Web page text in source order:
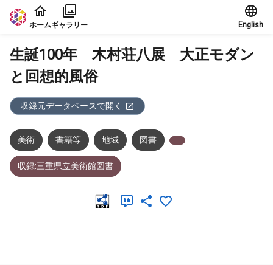
本文に飛ぶ
ホームギャラリー English
生誕100年 木村荘八展 大正モダン
と回想的風俗
収録元データベースで開く
美術 書籍等 地域 図書
収録:三重県立美術館図書